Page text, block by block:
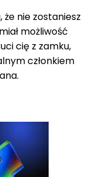
​​nie zostaniesz
możliwość
cię z zamku,
członkiem